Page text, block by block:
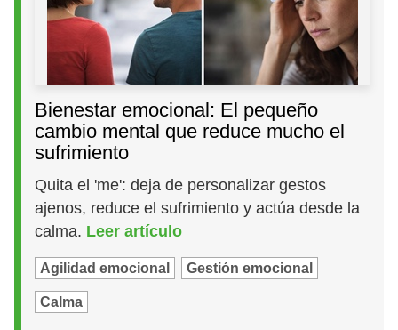
Bienestar emocional: El pequeño
cambio mental que reduce mucho el
sufrimiento
Quita el 'me': deja de personalizar gestos
ajenos, reduce el sufrimiento y actúa desde la
calma. Leer artículo
Agilidad emocional Gestión emocional
Calma